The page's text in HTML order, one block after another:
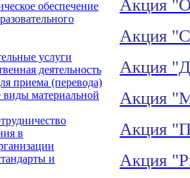
обеспечение
услуги
деятельность
приема (перевода)
материальной
в
и
Акция
Акция
Акция
Акция
Акция
Акция